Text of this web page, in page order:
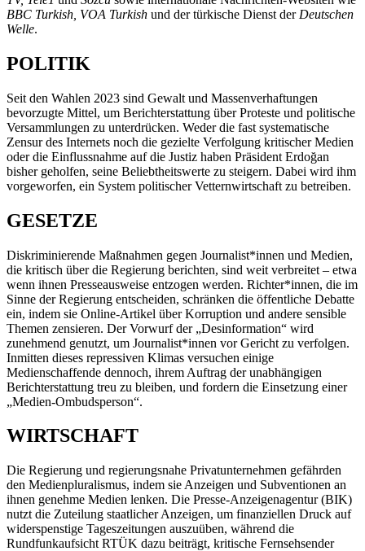
BBC Turkish, VOA Turkish und der türkische Dienst derDeutschen
Welle.
POLITIK
Seit den Wahlen 2023 sind Gewalt und Massenverhaftungen
bevorzugte Mittel, um Berichterstattung über Proteste und politische
Versammlungen zu unterdrücken. Weder die fast systematische
Zensur des Internets noch die gezielte Verfolgung kritischer Medien
oder die Einflussnahme auf die Justiz haben Präsident Erdoğan
bisher geholfen, seine Beliebtheitswerte zu steigern. Dabei wird ihm
vorgeworfen, ein System politischer Vetternwirtschaft zu betreiben.
GESETZE
Diskriminierende Maßnahmen gegen Journalist*innen und Medien,
die kritisch über die Regierung berichten, sind weit verbreitet – etwa
wenn ihnen Presseausweise entzogen werden. Richter*innen, die im
Sinne der Regierung entscheiden, schränken die öffentliche Debatte
ein, indem sie Online-Artikel über Korruption und andere sensible
Themen zensieren. Der Vorwurf der „Desinformation“ wird
zunehmend genutzt, um Journalist*innen vor Gericht zu verfolgen.
Inmitten dieses repressiven Klimas versuchen einige
Medienschaffende dennoch, ihrem Auftrag der unabhängigen
Berichterstattung treu zu bleiben, und fordern die Einsetzung einer
„Medien-Ombudsperson“.
WIRTSCHAFT
Die Regierung und regierungsnahe Privatunternehmen gefährden
den Medienpluralismus, indem sie Anzeigen und Subventionen an
ihnen genehme Medien lenken. Die Presse-Anzeigenagentur (BIK)
nutzt die Zuteilung staatlicher Anzeigen, um finanziellen Druck auf
widerspenstige Tageszeitungen auszuüben, während die
Rundfunkaufsicht RTÜK dazu beiträgt, kritische Fernsehsender